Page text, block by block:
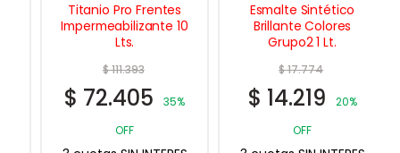
Titanio Pro Frentes
Impermeabilizante 10
Lts.
111.393
72.405
35%
OFF
Esmalte Sintético
Brillante Colores
Grupo2 1 Lt.
17.774
14.219
20%
OFF